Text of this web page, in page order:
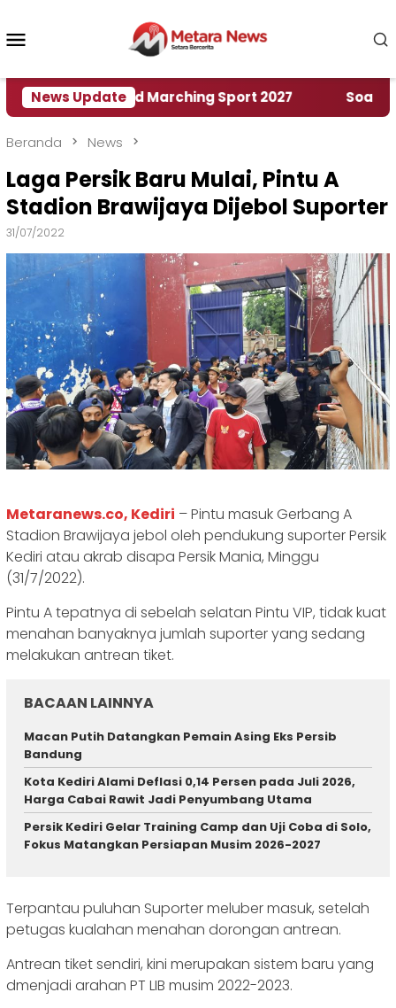
konten
News Update
World Marching Sport 2027 ‎Soal Rencana
Beranda News
Laga Persik Baru Mulai, Pintu A
Stadion Brawijaya Dijebol Suporter
31/07/2022
Metaranews.co, Kediri – Pintu masuk Gerbang A
Stadion Brawijaya jebol oleh pendukung suporter Persik
Kediri atau akrab disapa Persik Mania, Minggu
(31/7/2022).
Pintu A tepatnya di sebelah selatan Pintu VIP, tidak kuat
menahan banyaknya jumlah suporter yang sedang
melakukan antrean tiket.
BACAAN LAINNYA
Macan Putih Datangkan Pemain Asing Eks Persib
Bandung
Kota Kediri Alami Deflasi 0,14 Persen pada Juli 2026,
Harga Cabai Rawit Jadi Penyumbang Utama
Persik Kediri Gelar Training Camp dan Uji Coba di Solo,
Fokus Matangkan Persiapan Musim 2026-2027
Terpantau puluhan Suporter meluber masuk, setelah
petugas kualahan menahan dorongan antrean.
Antrean tiket sendiri, kini merupakan sistem baru yang
dmenjadi arahan PT LIB musim 2022-2023.